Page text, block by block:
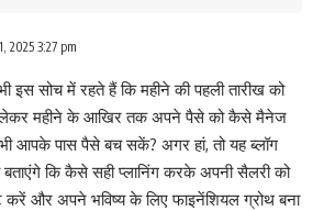
2025 3:27 pm
इस सोच में रहते हैं कि महीने की पहली तारीख को
महीने के आखिर तक अपने पैसे को कैसे मैनेज
आपके पास पैसे बच सकें? अगर हां, तो यह ब्लॉग
कि कैसे सही प्लानिंग करके अपनी सैलरी को
और अपने भविष्य के लिए फाइनेंशियल ग्रोथ बना